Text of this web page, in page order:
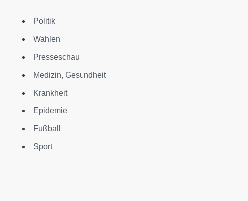
Politik
Wahlen
Presseschau
Medizin, Gesundheit
Krankheit
Epidemie
Fußball
Sport